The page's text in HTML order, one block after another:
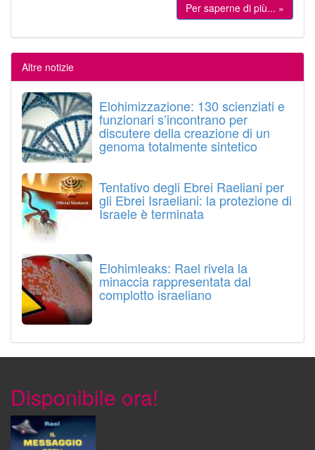
Per saperne di più... »
Altre notizie
Elohimizzazione: 130 scienziati e
funzionari s’incontrano per
discutere della creazione di un
genoma totalmente sintetico
Tentativo degli Ebrei Raeliani per
gli Ebrei Israeliani: la protezione di
Israele è terminata
Elohimleaks: Rael rivela la
minaccia rappresentata dal
complotto israeliano
Disponibile ora!